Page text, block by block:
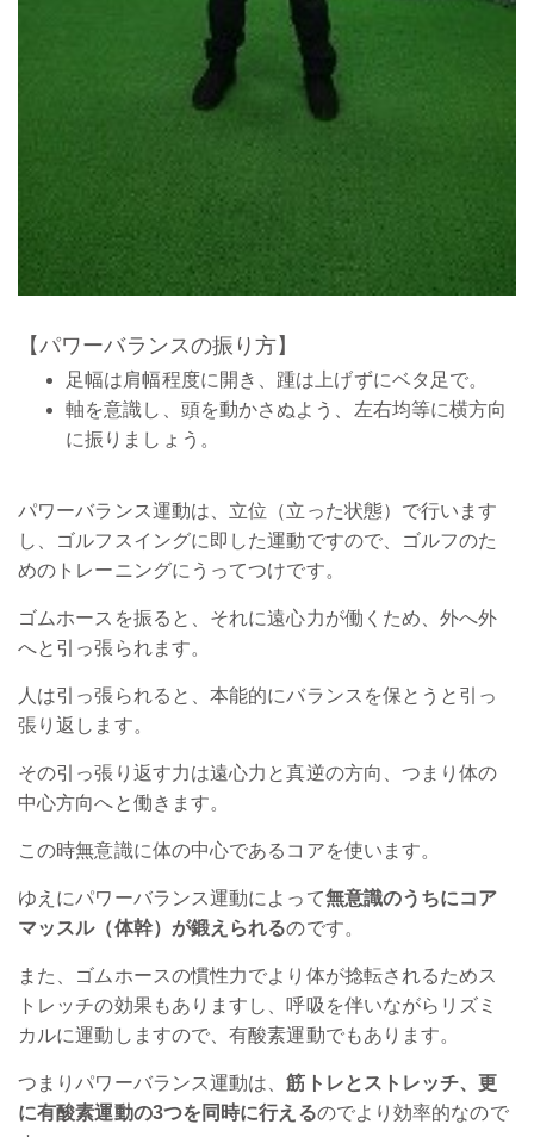
【パワーバランスの振り方】
足幅は肩幅程度に開き、踵は上げずにベタ足で。
軸を意識し、頭を動かさぬよう、左右均等に横方向
に振りましょう。
パワーバランス運動は、立位（立った状態）で行います
し、ゴルフスイングに即した運動ですので、ゴルフのた
めのトレーニングにうってつけです。
ゴムホースを振ると、それに遠心力が働くため、外へ外
へと引っ張られます。
人は引っ張られると、本能的にバランスを保とうと引っ
張り返します。
その引っ張り返す力は遠心力と真逆の方向、つまり体の
中心方向へと働きます。
この時無意識に体の中心であるコアを使います。
ゆえにパワーバランス運動によって無意識のうちにコア
マッスル（体幹）が鍛えられるのです。
また、ゴムホースの慣性力でより体が捻転されるためス
トレッチの効果もありますし、呼吸を伴いながらリズミ
カルに運動しますので、有酸素運動でもあります。
つまりパワーバランス運動は、筋トレとストレッチ、更
に有酸素運動の3つを同時に行えるのでより効率的なので